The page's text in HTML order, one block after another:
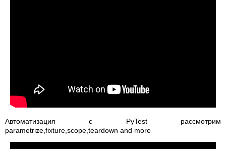
Автоматизация с PyTest рассмотрим
parametrize,fixture,scope,teardown and more